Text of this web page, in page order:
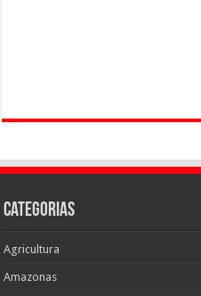
Categorias
Agricultura
Amazonas